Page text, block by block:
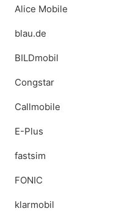
Alice Mobile
blau.de
BILDmobil
Congstar
Callmobile
E-Plus
fastsim
FONIC
klarmobil